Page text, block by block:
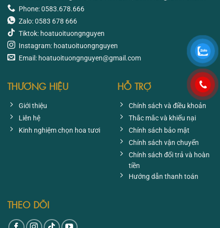
Phone: 0583.678.666
Zalo: 0583 678 666
Tiktok: hoatuoituongnguyen
Instagram: hoatuoituongnguyen
Email: hoatuoituongnguyen@gmail.com
THƯƠNG HIỆU
Giới thiệu
Liên hệ
Kinh nghiệm chọn hoa tươi
HỖ TRỢ
Chính sách và điều khoản
Thắc mắc và khiếu nại
Chính sách bảo mật
Chính sách vận chuyển
Chính sách đổi trả và hoàn
tiền
Hướng dẫn thanh toán
THEO DÕI